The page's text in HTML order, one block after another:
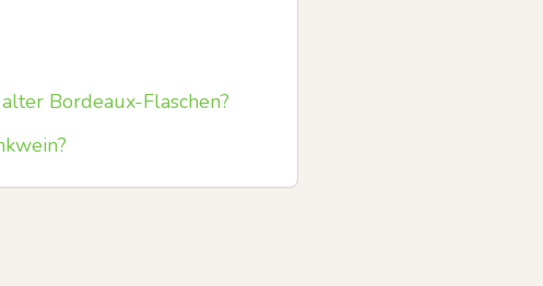
Bordeaux-Flaschen?